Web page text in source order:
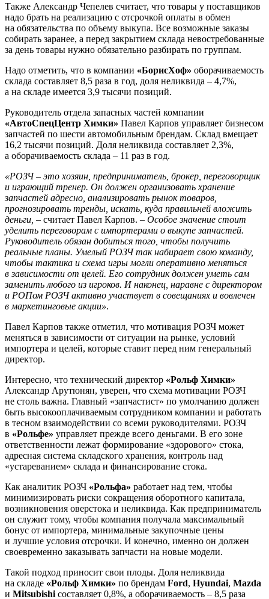
Также Александр Чепелев считает, что товары у поставщиков
надо брать на реализацию с отсрочкой оплаты в обмен
на обязательства по объему выкупа. Все возможные заказы
собирать заранее, а перед закрытием склада невостребованные
за день товары нужно обязательно разбирать по группам.
Надо отметить, что в компании «БорисХоф» оборачиваемость
склада составляет 8,5 раза в год, доля неликвида – 4,7%,
а на складе имеется 3,9 тысячи позиций.
Руководитель отдела запасных частей компании
«АвтоСпецЦентр Химки» Павел Карпов управляет бизнесом
запчастей по шести автомобильным брендам. Склад вмещает
16,2 тысячи позиций. Доля неликвида составляет 2,3%,
а оборачиваемость склада – 11 раз в год.
«РОЗЧ – это хозяин, предприниматель, брокер, переговорщик
и играющий тренер. Он должен организовать хранение
запчастей адресно, анализировать рынок товаров,
прогнозировать тренды, искать, куда правильней вложить
деньги, – считает Павел Карпов. – Особое значение стоит
уделить переговорам с импортерами о выкупе запчастей.
Руководитель обязан добиться того, чтобы получить
реальные планы. Умелый РОЗЧ так набирает свою команду,
чтобы тактика и схема игры могли оперативно меняться
в зависимости от целей. Его сотрудник должен уметь сам
заменить любого из игроков. И наконец, наравне с директором
и РОПом РОЗЧ активно участвует в совещаниях и вовлечен
в маркетинговые акции».
Павел Карпов также отметил, что мотивация РОЗЧ может
меняться в зависимости от ситуации на рынке, условий
импортера и целей, которые ставит перед ним генеральный
директор.
Интересно, что технический директор «Рольф Химки»
Александр Арутюнян, уверен, что схема мотивации РОЗЧ
не столь важна. Главный «запчастист» по умолчанию должен
быть высокооплачиваемым сотрудником компании и работать
в тесном взаимодействии со всеми руководителями. РОЗЧ
в «Рольфе» управляет прежде всего деньгами. В его зоне
ответственности лежат формирование «здорового» стока,
адресная система складского хранения, контроль над
«устареванием» склада и финансирование стока.
Как аналитик РОЗЧ «Рольфа» работает над тем, чтобы
минимизировать риски сокращения оборотного капитала,
возникновения оверстока и неликвида. Как предприниматель
он служит тому, чтобы компания получала максимальный
бонус от импортера, минимальные закупочные цены
и лучшие условия отсрочки. И конечно, именно он должен
своевременно заказывать запчасти на новые модели.
Такой подход приносит свои плоды. Доля неликвида
на складе «Рольф Химки» по брендам Ford, Hyundai, Mazda
и Mitsubishi составляет 0,8%, а оборачиваемость – 8,5 раза